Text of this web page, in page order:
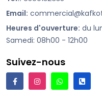
Email:
Heures d'ouverture: du
Samedi: 08h00 - 12h00
Suivez-nous